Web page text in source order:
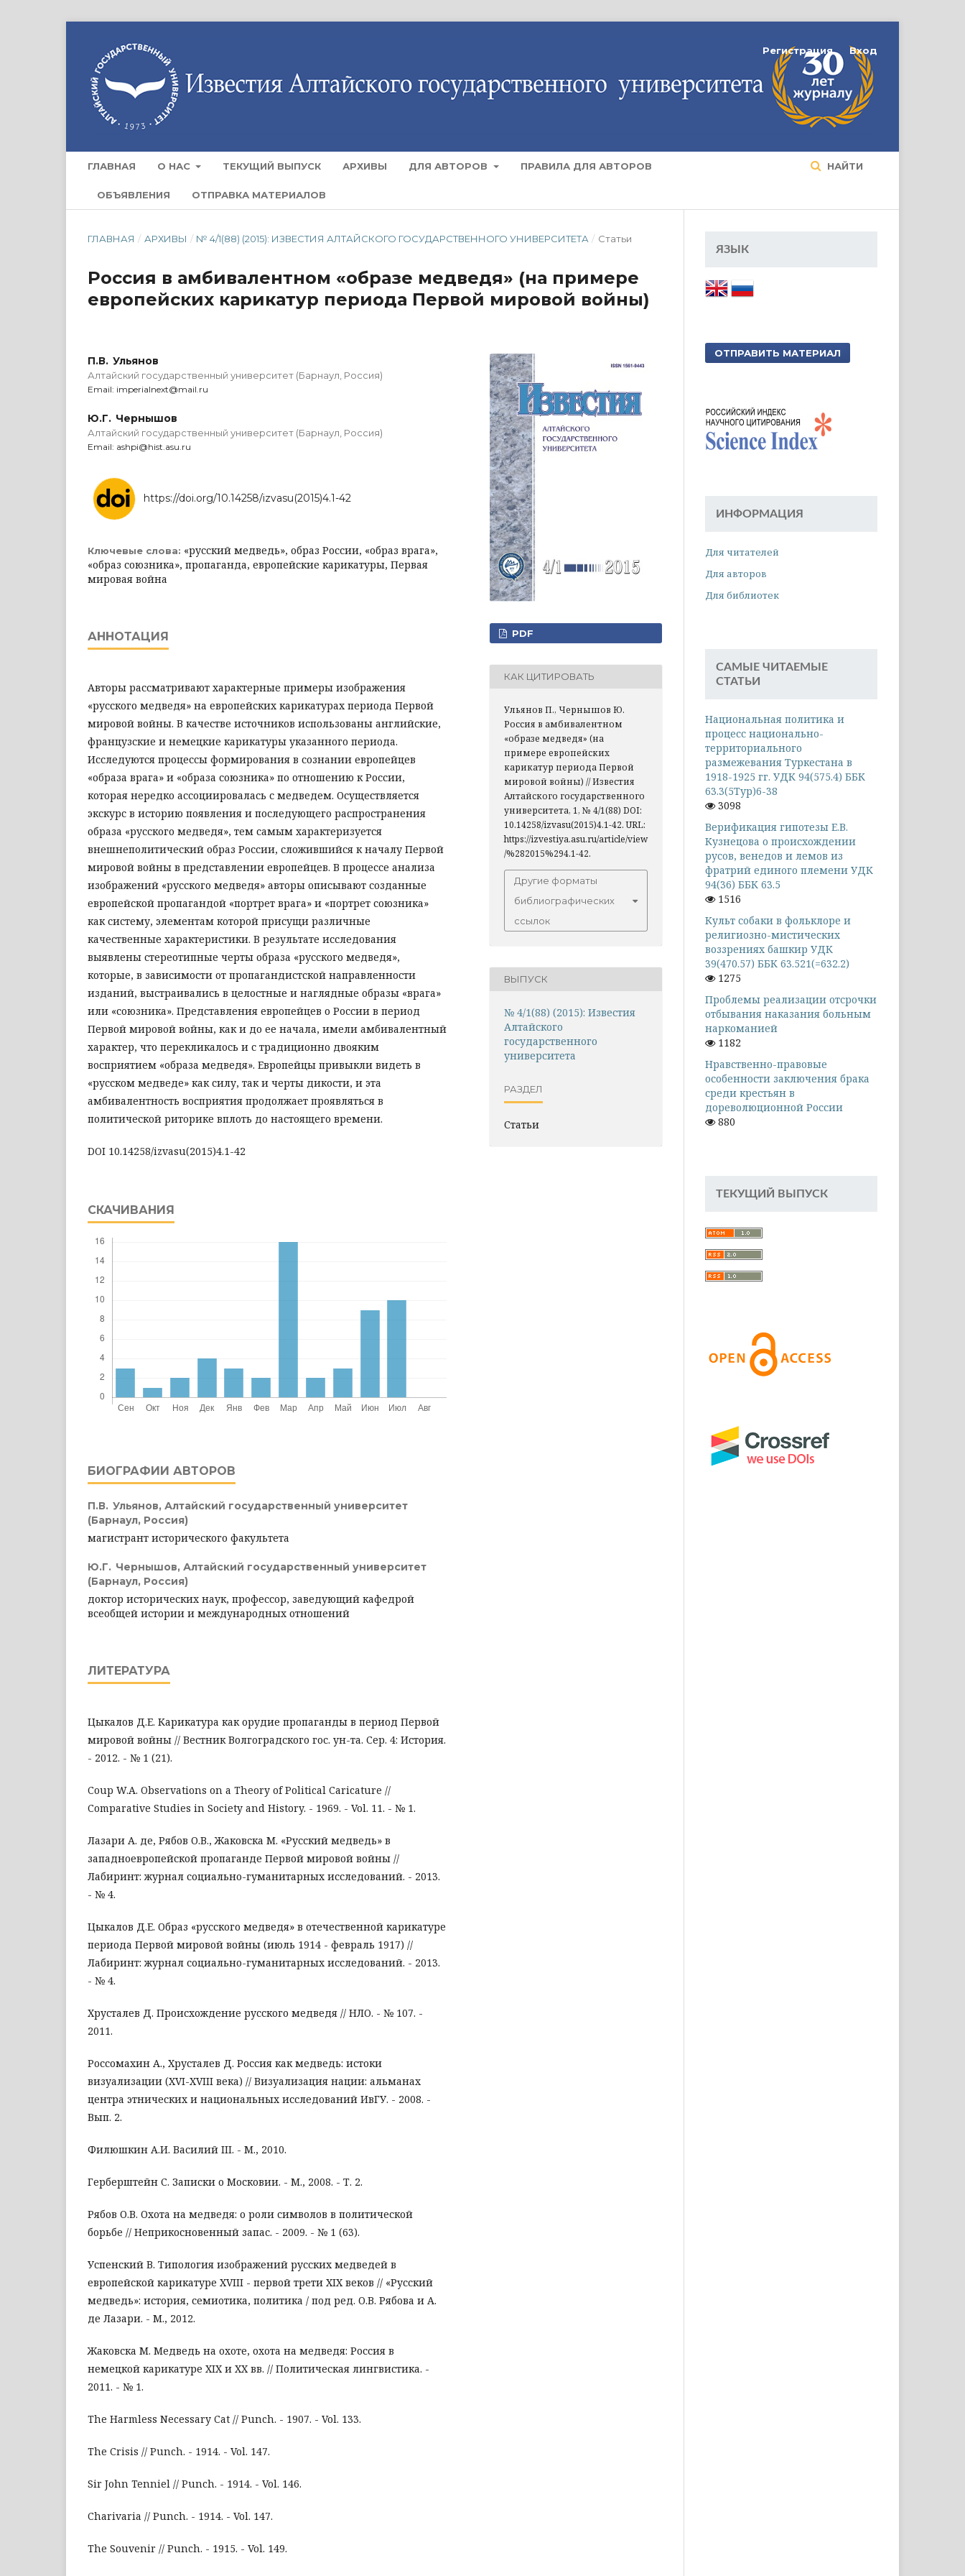
ГЛАВНАЯ О НАС ТЕКУЩИЙ ВЫПУСК АРХИВЫ ДЛЯ АВТОРОВ ПРАВИЛА ДЛЯ АВТОРОВ
ОБЪЯВЛЕНИЯ ОТПРАВКА МАТЕРИАЛОВ
НАЙТИ
Регистрация Вход
ГЛАВНАЯ / АРХИВЫ / № 4/1(88) (2015): ИЗВЕСТИЯ АЛТАЙСКОГО ГОСУДАРСТВЕННОГО УНИВЕРСИТЕТА / Статьи
Россия в амбивалентном «образе медведя» (на примере
европейских карикатур периода Первой мировой войны)
П.В. Ульянов
Алтайский государственный университет (Барнаул, Россия)
Email: imperialnext@mail.ru
Ю.Г. Чернышов
Алтайский государственный университет (Барнаул, Россия)
Email: ashpi@hist.asu.ru
https://doi.org/10.14258/izvasu(2015)4.1-42
Ключевые слова: «русский медведь», образ России, «образ врага»,
«образ союзника», пропаганда, европейские карикатуры, Первая
мировая война
АННОТАЦИЯ
Авторы рассматривают характерные примеры изображения
«русского медведя» на европейских карикатурах периода Первой
мировой войны. В качестве источников использованы английские,
французские и немецкие карикатуры указанного периода.
Исследуются процессы формирования в сознании европейцев
«образа врага» и «образа союзника» по отношению к России,
которая нередко ассоциировалась с медведем. Осуществляется
экскурс в историю появления и последующего распространения
образа «русского медведя», тем самым характеризуется
внешнеполитический образ России, сложившийся к началу Первой
мировой войны в представлении европейцев. В процессе анализа
изображений «русского медведя» авторы описывают созданные
европейской пропагандой «портрет врага» и «портрет союзника»
как систему, элементам которой присущи различные
качественные характеристики. В результате исследования
выявлены стереотипные черты образа «русского медведя»,
которые, в зависимости от пропагандистской направленности
изданий, выстраивались в целостные и наглядные образы «врага»
или «союзника». Представления европейцев о России в период
Первой мировой войны, как и до ее начала, имели амбивалентный
характер, что перекликалось и с традиционно двояким
восприятием «образа медведя». Европейцы привыкли видеть в
«русском медведе» как силу, так и черты дикости, и эта
амбивалентность восприятия продолжает проявляться в
политической риторике вплоть до настоящего времени.
DOI 10.14258/izvasu(2015)4.1-42
СКАЧИВАНИЯ
БИОГРАФИИ АВТОРОВ
П.В. Ульянов, Алтайский государственный университет
(Барнаул, Россия)
магистрант исторического факультета
Ю.Г. Чернышов, Алтайский государственный университет
(Барнаул, Россия)
доктор исторических наук, профессор, заведующий кафедрой
всеобщей истории и международных отношений
ЛИТЕРАТУРА
Цыкалов Д.Е. Карикатура как орудие пропаганды в период Первой
мировой войны // Вестник Волгоградского гос. ун-та. Сер. 4: История.
- 2012. - № 1 (21).
Coup W.A. Observations on a Theory of Political Caricature //
Comparative Studies in Society and History. - 1969. - Vol. 11. - № 1.
Лазари А. де, Рябов О.В., Жаковска М. «Русский медведь» в
западноевропейской пропаганде Первой мировой войны //
Лабиринт: журнал социально-гуманитарных исследований. - 2013.
- № 4.
Цыкалов Д.Е. Образ «русского медведя» в отечественной карикатуре
периода Первой мировой войны (июль 1914 - февраль 1917) //
Лабиринт: журнал социально-гуманитарных исследований. - 2013.
- № 4.
Хрусталев Д. Происхождение русского медведя // НЛО. - № 107. -
2011.
Россомахин А., Хрусталев Д. Россия как медведь: истоки
визуализации (XVI-XVIII века) // Визуализация нации: альманах
центра этнических и национальных исследований ИвГУ. - 2008. -
Вып. 2.
Филюшкин А.И. Василий III. - М., 2010.
Герберштейн С. Записки о Московии. - М., 2008. - Т. 2.
Рябов О.В. Охота на медведя: о роли символов в политической
борьбе // Неприкосновенный запас. - 2009. - № 1 (63).
Успенский В. Типология изображений русских медведей в
европейской карикатуре XVIII - первой трети XIX веков // «Русский
медведь»: история, семиотика, политика / под ред. О.В. Рябова и А.
де Лазари. - М., 2012.
Жаковска М. Медведь на охоте, охота на медведя: Россия в
немецкой карикатуре XIX и XX вв. // Политическая лингвистика. -
2011. - № 1.
The Harmless Necessary Cat // Punch. - 1907. - Vol. 133.
The Crisis // Punch. - 1914. - Vol. 147.
Sir John Tenniel // Punch. - 1914. - Vol. 146.
Charivaria // Punch. - 1914. - Vol. 147.
The Souvenir // Punch. - 1915. - Vol. 149.
PDF
КАК ЦИТИРОВАТЬ
Ульянов П., Чернышов Ю.
Россия в амбивалентном
«образе медведя» (на
примере европейских
карикатур периода Первой
мировой войны) // Известия
Алтайского государственного
университета, 1, № 4/1(88) DOI:
10.14258/izvasu(2015)4.1-42. URL:
https://izvestiya.asu.ru/article/view
/%282015%294.1-42.
Другие форматы
библиографических
ссылок
ВЫПУСК
№ 4/1(88) (2015): Известия
Алтайского
государственного
университета
РАЗДЕЛ
Статьи
ЯЗЫК
ОТПРАВИТЬ МАТЕРИАЛ
ИНФОРМАЦИЯ
Для читателей
Для авторов
Для библиотек
САМЫЕ ЧИТАЕМЫЕ
СТАТЬИ
Национальная политика и
процесс национально-
территориального
размежевания Туркестана в
1918-1925 гг. УДК 94(575.4) ББК
63.3(5Тур)6-38
3098
Верификация гипотезы Е.В.
Кузнецова о происхождении
русов, венедов и лемов из
фратрий единого племени УДК
94(36) ББК 63.5
1516
Культ собаки в фольклоре и
религиозно-мистических
воззрениях башкир УДК
39(470.57) ББК 63.521(=632.2)
1275
Проблемы реализации отсрочки
отбывания наказания больным
наркоманией
1182
Нравственно-правовые
особенности заключения брака
среди крестьян в
дореволюционной России
880
ТЕКУЩИЙ ВЫПУСК